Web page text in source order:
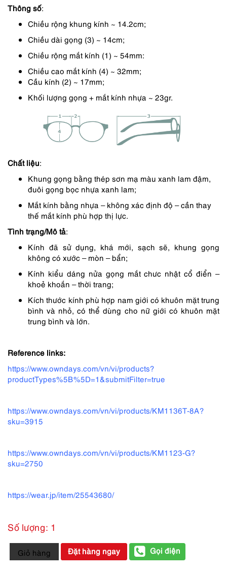
713,000 ₫.
Thông số:
Chiều rộng khung kính ~ 14.2cm;
Chiều dài gọng (3) ~ 14cm;
Chiều rộng mắt kính (1) ~ 54mm:
Chiều cao mắt kính (4) ~ 32mm;
Cầu kính (2) ~ 17mm;
Khối lượng gọng + mắt kính nhựa ~ 23gr.
Chất liệu:
Khung gọng bằng thép sơn mạ màu xanh lam đậm,
đuôi gọng bọc nhựa xanh lam;
Mắt kính bằng nhựa – không xác định độ – cần thay
thế mắt kính phù hợp thị lực.
Tình trạng/Mô tả:
Kính đã sử dụng, khá mới, sạch sẽ, khung gọng
không có xước – mòn – bẩn;
Kính kiểu dáng nửa gọng mắt chưc nhật cổ điển –
khoẻ khoắn – thời trang;
Kích thước kính phù hợp nam giới có khuôn mặt trung
bình và nhỏ, có thể dùng cho nữ giới có khuôn mặt
trung bình và lớn.
Reference links:
https://www.owndays.com/vn/vi/products?
productTypes%5B%5D=1&submitFilter=true
https://www.owndays.com/vn/vi/products/KM1136T-8A?
sku=3915
https://www.owndays.com/vn/vi/products/KM1123-G?
sku=2750
https://wear.jp/item/25543680/
Số lượng: 1
5862-
Gọng
Giỏ hàng Đặt hàng ngay Gọi điện